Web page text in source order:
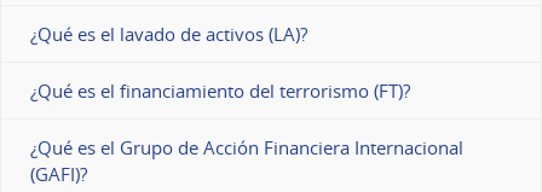
¿Qué es el lavado de activos (LA)?
¿Qué es el financiamiento del terrorismo (FT)?
¿Qué es el Grupo de Acción Financiera Internacional
(GAFI)?